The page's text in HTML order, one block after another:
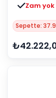
Zam yok
Sepette: